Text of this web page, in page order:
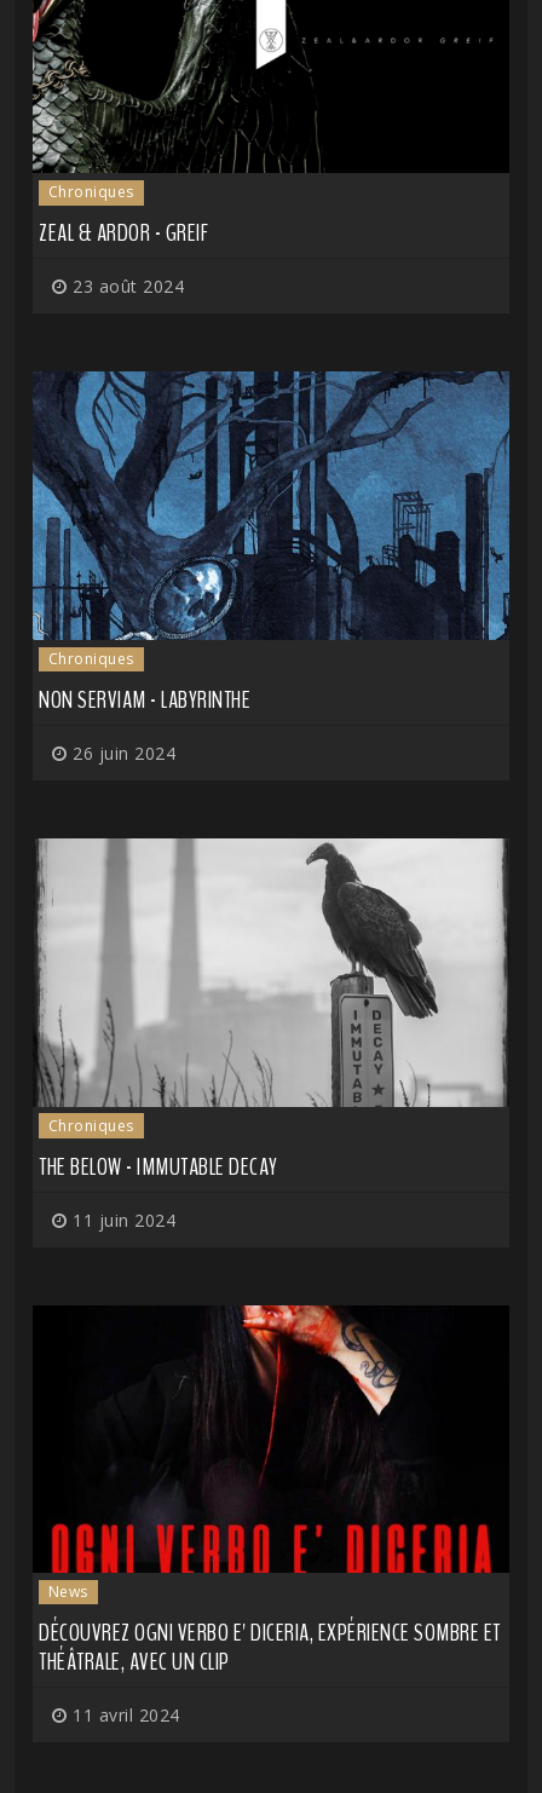
Chroniques
ZEAL & ARDOR - GREIF
23 août 2024
Chroniques
NON SERVIAM - LABYRINTHE
26 juin 2024
Chroniques
THE BELOW - IMMUTABLE DECAY
11 juin 2024
News
DÉCOUVREZ OGNI VERBO E' DICERIA, EXPÉRIENCE SOMBRE ET
THÉÂTRALE, AVEC UN CLIP
11 avril 2024